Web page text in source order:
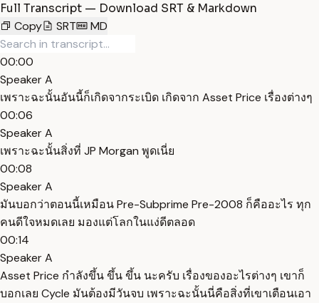
Full Transcript — Download SRT & Markdown
Copy
SRT MD
00:00
Speaker A
เพราะฉะนั้นอันนี้ก็เกิดจากระเบิด เกิดจาก Asset Price เรื่องต่างๆ
00:06
Speaker A
เพราะฉะนั้นสิ่งที่ JP Morgan พูดเนี่ย
00:08
Speaker A
มันบอกว่าตอนนี้เหมือน Pre-Subprime Pre-2008 ก็คืออะไร ทุก
คนดีใจหมดเลย มองแต่โลกในแง่ดีตลอด
00:14
Speaker A
Asset Price กำลังขึ้น ขึ้น ขึ้น นะครับ เรื่องของอะไรต่างๆ เขาก็
บอกเลย Cycle มันต้องมีวันจบ เพราะฉะนั้นนี่คือสิ่งที่เขาเตือนเอา